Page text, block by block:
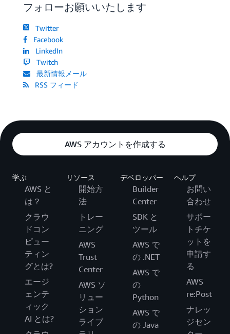
フォローお願いいたします
Twitter
Facebook
LinkedIn
Twitch
最新情報メール
RSS フィード
AWS アカウントを作成する
学ぶ
AWS と
は？
クラウ
ドコン
ピュー
ティン
グとは?
エージ
ェンテ
ィック
AI とは?
リソース
開始方
法
トレー
ニング
AWS
Trust
Center
AWS ソ
リュー
ション
ライブ
デベロッパー
Builder
Center
SDK と
ツール
AWS で
の .NET
AWS で
の
Python
AWS で
の Java
ヘルプ
お問い
合わせ
サポー
トチケ
ットを
申請す
る
AWS
re:Post
ナレッ
ジセン